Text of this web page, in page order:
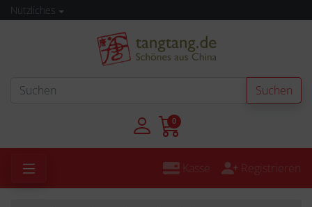
Nützliches
Suchen
0
Kasse Registrieren